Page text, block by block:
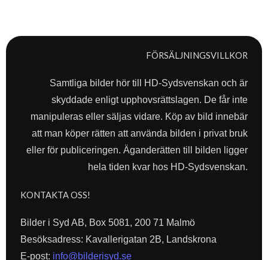
FÖRSÄLJNINGSVILLKOR
Samtliga bilder hör till HD-Sydsvenskan och är
skyddade enligt upphovsrättslagen. De får inte
manipuleras eller säljas vidare. Köp av bild innebär
att man köper rätten att använda bilden i privat bruk
eller för publiceringen. Äganderätten till bilden ligger
hela tiden kvar hos HD-Sydsvenskan.
KONTAKTA OSS!
Bilder i Syd AB, Box 5081, 200 71 Malmö
Besöksadress: Kavallerigatan 2B, Landskrona
E-post: info@bilderisyd.se